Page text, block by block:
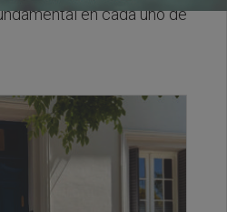
en cada uno de